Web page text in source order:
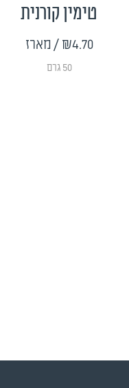
טימין קורנית
₪4.70 / מארז
50 גרם